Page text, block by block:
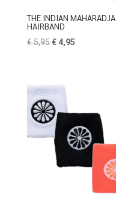
THE INDIAN MAHARADJA
HAIRBAND
€5,95 Oorspronkelijke
€ 5,95.
€4,95Huidige